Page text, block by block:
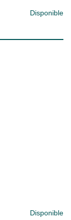
Disponible
Disponible